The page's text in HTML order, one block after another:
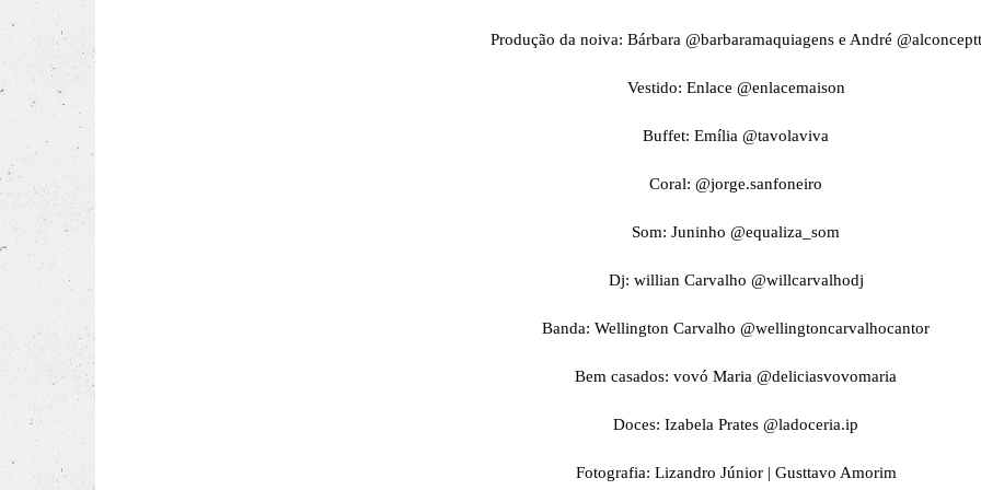
Produção da noiva: Bárbara @barbaramaquiagens e André @alconceptt
Vestido: Enlace @enlacemaison
Buffet: Emília @tavolaviva
Coral: @jorge.sanfoneiro
Som: Juninho @equaliza_som
Dj: willian Carvalho @willcarvalhodj
Banda: Wellington Carvalho @wellingtoncarvalhocantor
Bem casados: vovó Maria @deliciasvovomaria
Doces: Izabela Prates @ladoceria.ip
Fotografia: Lizandro Júnior | Gusttavo Amorim